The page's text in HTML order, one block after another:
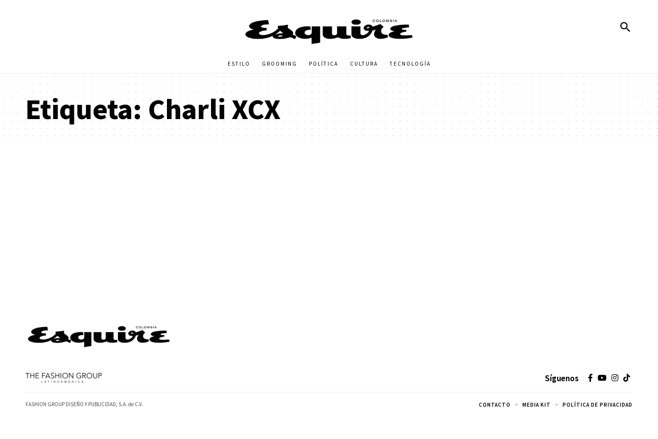
ESTILO GROOMING POLÍTICA CULTURA TECNOLOGÍA
Etiqueta:Charli XCX
Síguenos
FASHION GROUP DISEÑO Y PUBLICIDAD, S.A. de C.V. CONTACTO MEDIA KIT POLÍTICA DE PRIVACIDAD